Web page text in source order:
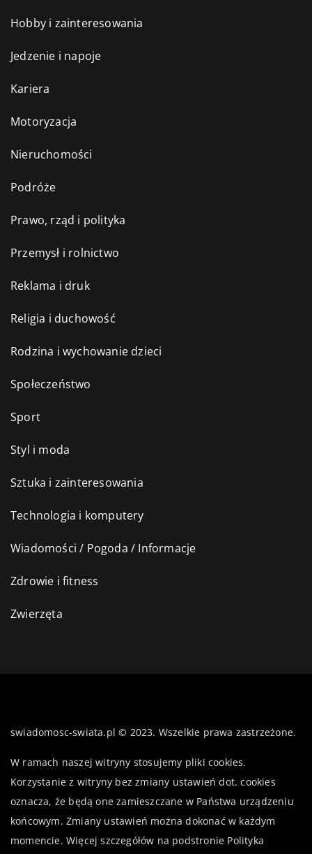
Hobby i zainteresowania
Jedzenie i napoje
Kariera
Motoryzacja
Nieruchomości
Podróże
Prawo, rząd i polityka
Przemysł i rolnictwo
Reklama i druk
Religia i duchowość
Rodzina i wychowanie dzieci
Społeczeństwo
Sport
Styl i moda
Sztuka i zainteresowania
Technologia i komputery
Wiadomości / Pogoda / Informacje
Zdrowie i fitness
Zwierzęta
swiadomosc-swiata.pl © 2023. Wszelkie prawa zastrzeżone.
W ramach naszej witryny stosujemy pliki cookies.
Korzystanie z witryny bez zmiany ustawień dot. cookies
oznacza, że będą one zamieszczane w Państwa urządzeniu
końcowym. Zmiany ustawień można dokonać w każdym
momencie. Więcej szczegółów na podstronie Polityka